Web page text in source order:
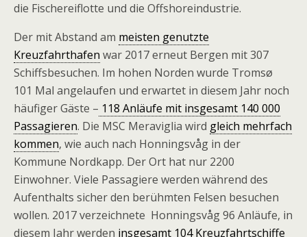
die Fischereiflotte und die Offshoreindustrie.
Der mit Abstand am meisten genutzte
Kreuzfahrthafen war 2017 erneut Bergen mit 307
Schiffsbesuchen. Im hohen Norden wurde Tromsø
101 Mal angelaufen und erwartet in diesem Jahr noch
häufiger Gäste – 118 Anläufe mit insgesamt 140 000
Passagieren. Die MSC Meraviglia wird gleich mehrfach
kommen, wie auch nach Honningsvåg in der
Kommune Nordkapp. Der Ort hat nur 2200
Einwohner. Viele Passagiere werden während des
Aufenthalts sicher den berühmten Felsen besuchen
wollen. 2017 verzeichnete Honningsvåg 96 Anläufe, in
diesem Jahr werden insgesamt 104 Kreuzfahrtschiffe